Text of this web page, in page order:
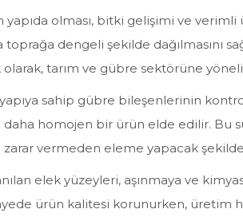
olması, bitki gelişimi ve
toprağa dengeli şekilde
olarak, tarım ve gübre sektörüne
sahip gübre bileşenlerinin
daha homojen bir ürün elde edilir.
vermeden eleme yapacak şekilde
elek yüzeyleri, aşınmaya ve
ürün kalitesi korunurken, üretim